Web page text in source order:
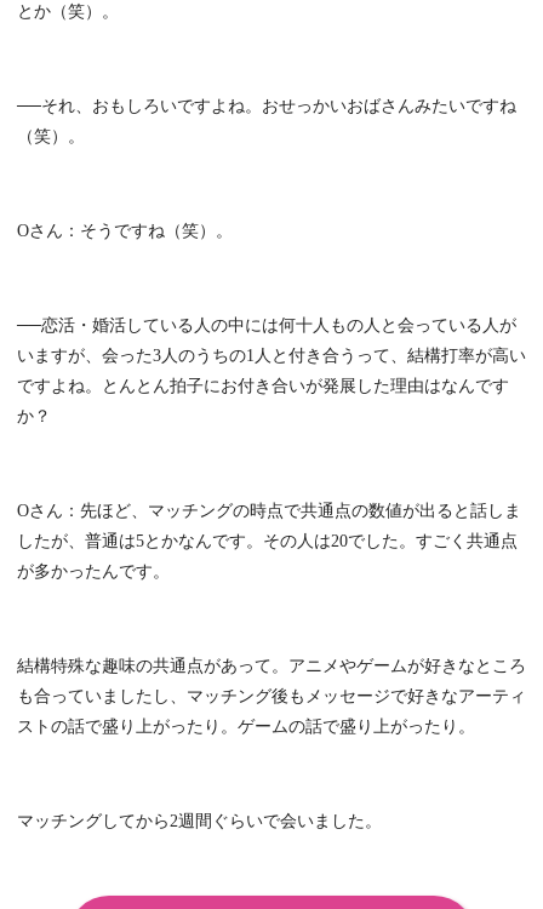
とか（笑）。
──それ、おもしろいですよね。おせっかいおばさんみたいですね
（笑）。
Oさん：そうですね（笑）。
──恋活・婚活している人の中には何十人もの人と会っている人が
いますが、会った3人のうちの1人と付き合うって、結構打率が高い
ですよね。とんとん拍子にお付き合いが発展した理由はなんです
か？
Oさん：先ほど、マッチングの時点で共通点の数値が出ると話しま
したが、普通は5とかなんです。その人は20でした。すごく共通点
が多かったんです。
結構特殊な趣味の共通点があって。アニメやゲームが好きなところ
も合っていましたし、マッチング後もメッセージで好きなアーティ
ストの話で盛り上がったり。ゲームの話で盛り上がったり。
マッチングしてから2週間ぐらいで会いました。